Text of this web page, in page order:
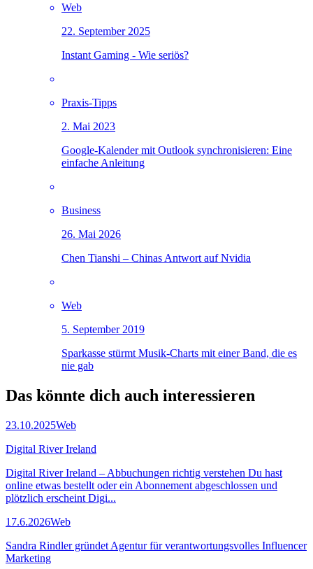
Web
22. September 2025
Instant Gaming - Wie seriös?
Praxis-Tipps
2. Mai 2023
Google-Kalender mit Outlook synchronisieren: Eine
einfache Anleitung
Business
26. Mai 2026
Chen Tianshi – Chinas Antwort auf Nvidia
Web
5. September 2019
Sparkasse stürmt Musik-Charts mit einer Band, die es
nie gab
Das könnte dich auch interessieren
23.10.2025Web
Digital River Ireland
Digital River Ireland – Abbuchungen richtig verstehen Du hast
online etwas bestellt oder ein Abonnement abgeschlossen und
plötzlich erscheint Digi...
17.6.2026Web
Sandra Rindler gründet Agentur für verantwortungsvolles Influencer
Marketing